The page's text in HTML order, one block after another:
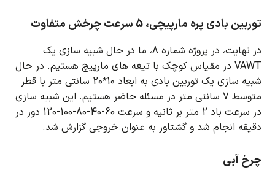
توربین بادی پره مارپیچی، 5 سرعت چرخش متفاوت
در نهایت، در پروژه شماره 8، ما در حال شبیه سازی یک
VAWT در مقیاس کوچک با تیغه های مارپیچ هستیم.
در حال
شبیه سازی یک توربین بادی به ابعاد 10*20 سانتی متر با قطر
متوسط 7 سانتی متر در مسئله حاضر هستیم.
این شبیه سازی
در سرعت باد 2 متر بر ثانیه و سرعت 60-40-80-100-120 دور در
دقیقه انجام شد و گشتاور به عنوان خروجی گزارش شد.
چرخ آبی